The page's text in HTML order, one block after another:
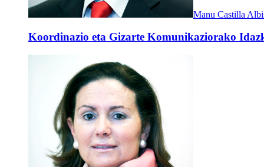
Manu Castilla
Koordinazio eta Gizarte Komunikaziorako